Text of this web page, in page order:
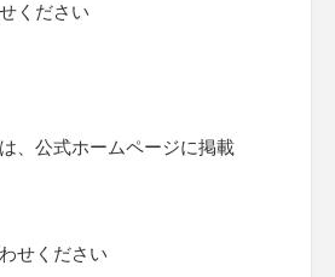
ください
、公式ホームページに掲載
せください